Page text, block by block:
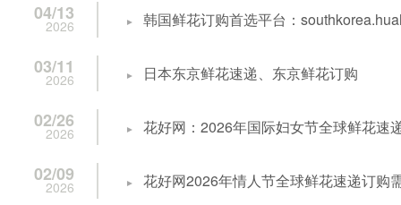
04/13
2026 韩国鲜花订购首选平台：
03/11
2026 日本东京鲜花速递、东京鲜花订购
02/26
2026 花好网：2026年国际妇女节全球鲜花速
02/09
2026 花好网2026年情人节全球鲜花速递订购